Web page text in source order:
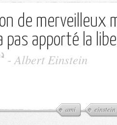
de merveilleux
pas apporté la
-Albert Einstein
ami einstein